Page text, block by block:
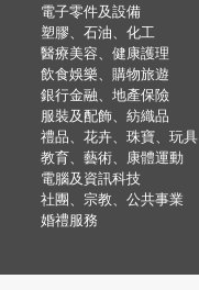
電子零件及設備
塑膠、石油、化工
醫療美容、健康護理
飲食娛樂、購物旅遊
銀行金融、地產保險
服裝及配飾、紡織品
禮品、花卉、珠寶、玩具
教育、藝術、康體運動
電腦及資訊科技
社團、宗教、公共事業
婚禮服務